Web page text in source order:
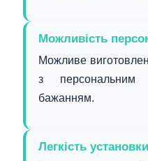
Можливість
Можливе
з
бажанням.
Легкість установки